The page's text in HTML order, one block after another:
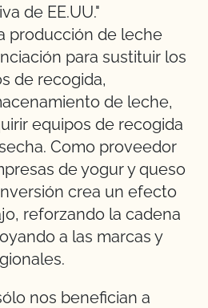
de EE.UU."
producción de leche
para sustituir los
de recogida,
de leche,
equipos de recogida
Como proveedor
de yogur y queso
crea un efecto
reforzando la cadena
a las marcas y
nos benefician a